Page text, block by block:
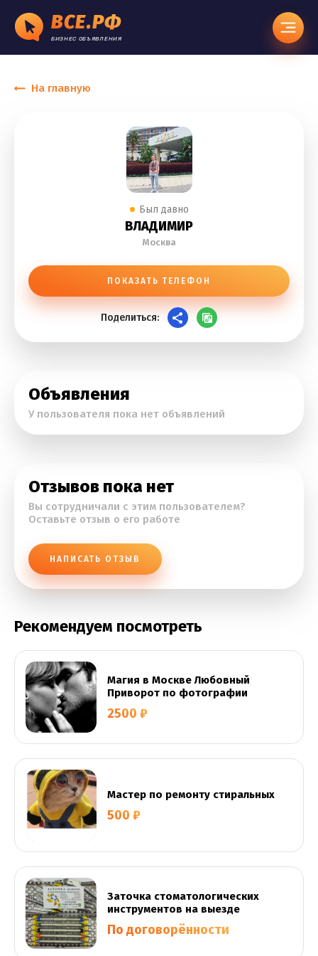
ВСЕ.РФ
БИЗНЕС ОБЪЯВЛЕНИЯ
На главную
Был давно
ВЛАДИМИР
Москва
ПОКАЗАТЬ ТЕЛЕФОН
Поделиться:
Объявления
У пользователя пока нет объявлений
Отзывов пока нет
Вы сотрудничали с этим пользователем?
Оставьте отзыв о его работе
НАПИСАТЬ ОТЗЫВ
Рекомендуем посмотреть
Магия в Москве Любовный
Приворот по фотографии
2500 ₽
Мастер по ремонту стиральных
500 ₽
Заточка стоматологических
инструментов на выезде
По договорённости